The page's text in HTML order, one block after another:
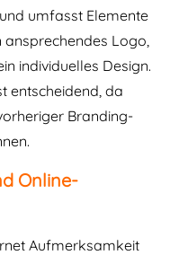
umfasst Elemente
ansprechendes Logo,
individuelles Design.
entscheidend, da
Branding-
Online-
Aufmerksamkeit